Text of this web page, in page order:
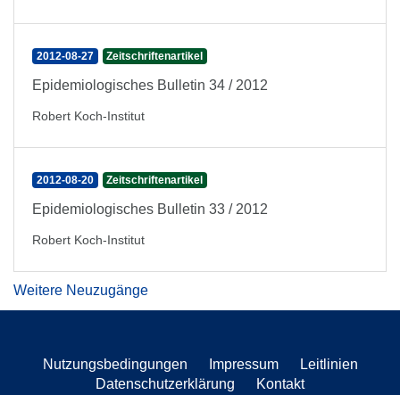
2012-08-27 Zeitschriftenartikel
Epidemiologisches Bulletin 34 / 2012
Robert Koch-Institut
2012-08-20 Zeitschriftenartikel
Epidemiologisches Bulletin 33 / 2012
Robert Koch-Institut
Weitere Neuzugänge
Nutzungsbedingungen Impressum
Leitlinien
Datenschutzerklärung
Kontakt